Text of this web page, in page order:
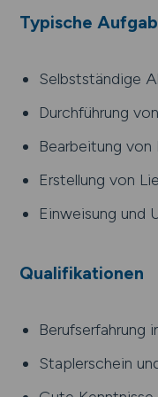
Typische
Selbstständige
Durchführung
Bearbeitung von
Erstellung von
Einweisung und
Qualifikationen
Berufserfahrung
Staplerschein